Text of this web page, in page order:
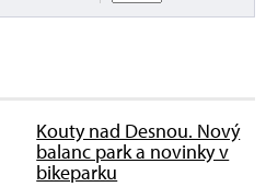
Kouty nad Desnou. Nový
balanc park a novinky v
bikeparku